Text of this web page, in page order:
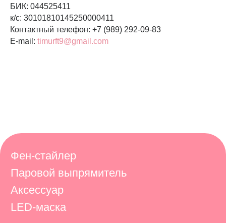
БИК: 044525411
к/c: 30101810145250000411
Контактный телефон: +7 (989) 292-09-83
E-mail: timurft9@gmail.com